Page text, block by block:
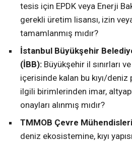
tesis için EPDK veya Enerji
gerekli üretim lisansı, izin
tamamlanmış mıdır?
İstanbul Büyükşehir
(İBB): Büyükşehir il sınırları
içerisinde kalan bu kıyı/deniz
ilgili birimlerinden imar,
onayları alınmış mıdır?
TMMOB Çevre Mühendisleri
deniz ekosistemine, kıyı